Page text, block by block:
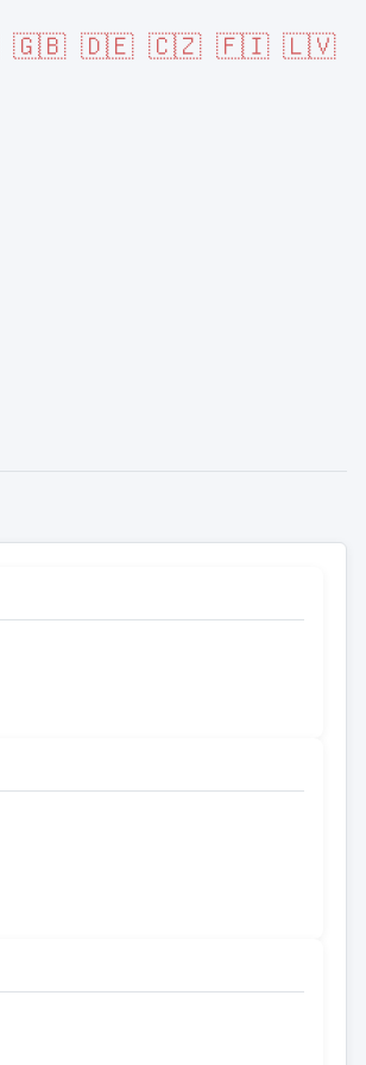
🇬🇧 🇩🇪 🇨🇿 🇫🇮 🇱🇻